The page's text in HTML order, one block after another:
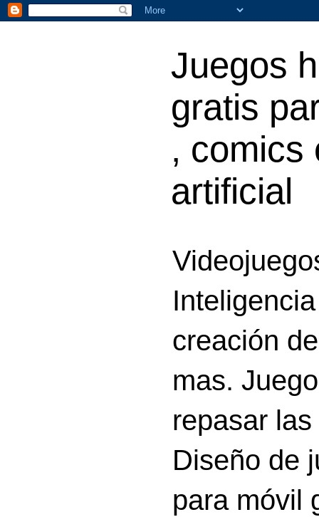
Juegos
gratis
, comics
artificial
creación
mas.
repasar
Diseño de
para móvil